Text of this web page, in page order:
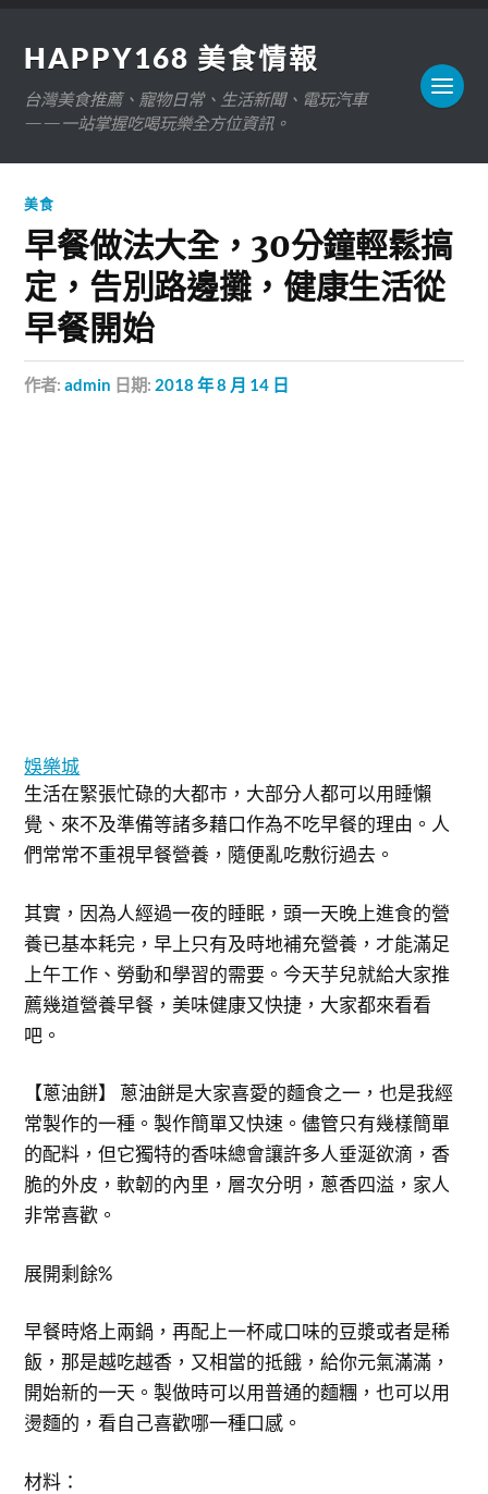
HAPPY168 美食情報
台灣美食推薦、寵物日常、生活新聞、電玩汽車
——一站掌握吃喝玩樂全方位資訊。
美食
早餐做法大全，30分鐘輕鬆搞
定，告別路邊攤，健康生活從
早餐開始
作者:admin 日期: 2018 年 8 月 14 日
娛樂城
生活在緊張忙碌的大都市，大部分人都可以用睡懶
覺、來不及準備等諸多藉口作為不吃早餐的理由。人
們常常不重視早餐營養，隨便亂吃敷衍過去。
其實，因為人經過一夜的睡眠，頭一天晚上進食的營
養已基本耗完，早上只有及時地補充營養，才能滿足
上午工作、勞動和學習的需要。今天芋兒就給大家推
薦幾道營養早餐，美味健康又快捷，大家都來看看
吧。
【蔥油餅】 蔥油餅是大家喜愛的麵食之一，也是我經
常製作的一種。製作簡單又快速。儘管只有幾樣簡單
的配料，但它獨特的香味總會讓許多人垂涎欲滴，香
脆的外皮，軟韌的內里，層次分明，蔥香四溢，家人
非常喜歡。
展開剩餘%
早餐時烙上兩鍋，再配上一杯咸口味的豆漿或者是稀
飯，那是越吃越香，又相當的抵餓，給你元氣滿滿，
開始新的一天。製做時可以用普通的麵糰，也可以用
燙麵的，看自己喜歡哪一種口感。
材料：